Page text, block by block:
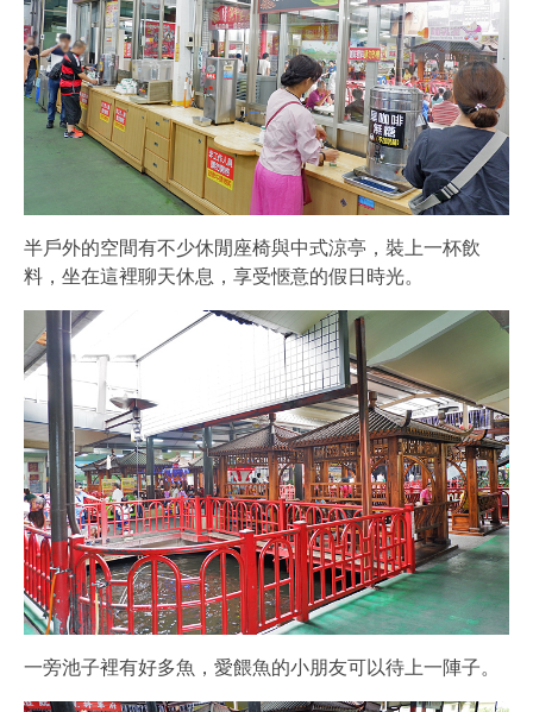
半戶外的空間有不少休閒座椅與中式涼亭，裝上一杯飲
料，坐在這裡聊天休息，享受愜意的假日時光。
一旁池子裡有好多魚，愛餵魚的小朋友可以待上一陣子。